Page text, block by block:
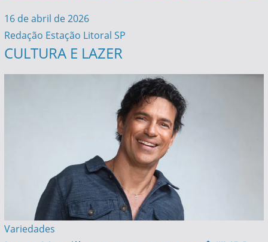
16 de abril de 2026
Redação Estação Litoral SP
CULTURA E LAZER
Variedades